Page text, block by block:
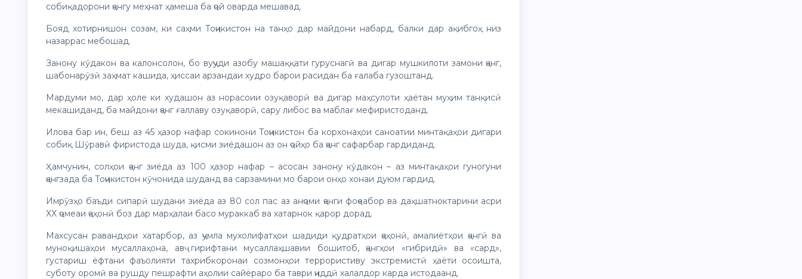
собиқадорони ҷангу меҳнат ҳамеша ба ҷой оварда мешавад.
Бояд хотирнишон созам, ки саҳми Тоҷикистон на танҳо дар майдони набард, балки дар ақибгоҳ низ
назаррас мебошад.
Занону кӯдакон ва калонсолон, бо вуҷуди азобу машаққати гуруснагӣ ва дигар мушкилоти замони ҷанг,
шабонарӯзӣ заҳмат кашида, ҳиссаи арзандаи худро барои расидан ба ғалаба гузоштанд.
Мардуми мо, дар ҳоле ки худашон аз норасоии озуқаворӣ ва дигар маҳсулоти ҳаётан муҳим танқисӣ
мекашиданд, ба майдони ҷанг ғаллаву озуқаворӣ, сару либос ва маблағ мефиристоданд.
Илова бар ин, беш аз 45 ҳазор нафар сокинони Тоҷикистон ба корхонаҳои саноатии минтақаҳои дигари
собиқ Шӯравӣ фиристода шуда, қисми зиёдашон аз он ҷойҳо ба ҷанг сафарбар гардиданд.
Ҳамчунин, солҳои ҷанг зиёда аз 100 ҳазор нафар – асосан занону кӯдакон – аз минтақаҳои гуногуни
ҷангзада ба Тоҷикистон кӯчонида шуданд ва сарзамини мо барои онҳо хонаи дуюм гардид.
Имрӯзҳо баъди сипарӣ шудани зиёда аз 80 сол пас аз анҷоми ҷанги фоҷеабор ва даҳшатноктарини асри
XX ҷомеаи ҷаҳонӣ боз дар марҳалаи басо мураккаб ва хатарнок қарор дорад.
Махсусан равандҳои хатарбор, аз ҷумла мухолифатҳои шадиди қудратҳои ҷаҳонӣ, амалиётҳои ҷангӣ ва
муноқишаҳои мусаллаҳона, авҷ гирифтани мусаллаҳшавии бошитоб, ҷангҳои «гибридӣ» ва «сард»,
густариш ёфтани фаъолияти тахрибкоронаи созмонҳои террористиву экстремистӣ ҳаёти осоишта,
суботу оромӣ ва рушду пешрафти аҳолии сайёраро ба таври ҷиддӣ халалдор карда истодаанд.